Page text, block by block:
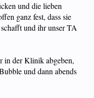
und die lieben
ganz fest, dass sie
und ihr unser TA
in der Klinik abgeben,
und dann abends